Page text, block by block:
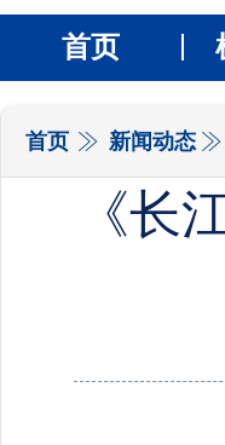
首页
首页 新闻动态
《长